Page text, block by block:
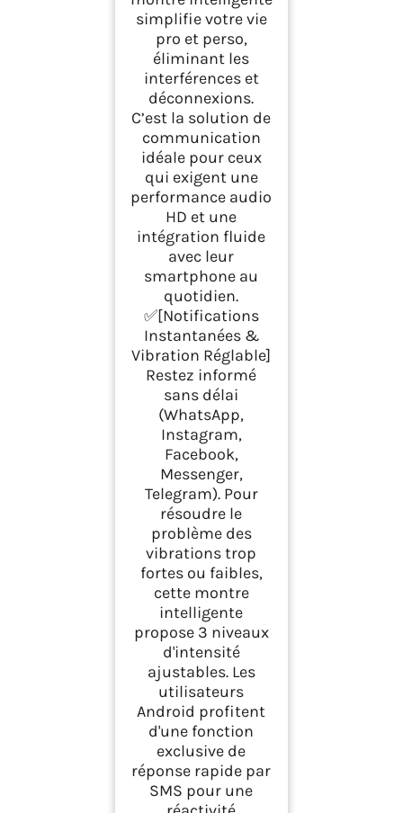
simplifie votre vie
pro et perso,
éliminant les
interférences et
déconnexions.
C’est la solution de
communication
idéale pour ceux
qui exigent une
performance audio
HD et une
intégration fluide
avec leur
smartphone au
quotidien.
✅[Notifications
Instantanées &
Vibration Réglable]
Restez informé
sans délai
(WhatsApp,
Instagram,
Facebook,
Messenger,
Telegram). Pour
résoudre le
problème des
vibrations trop
fortes ou faibles,
cette montre
intelligente
propose 3 niveaux
d'intensité
ajustables. Les
utilisateurs
Android profitent
d'une fonction
exclusive de
réponse rapide par
SMS pour une